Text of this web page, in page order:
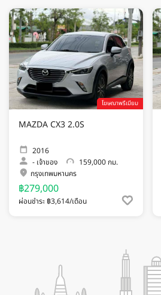
โฆษณาพรีเมียม
MAZDA CX3 2.0S
2016
- เจ้าของ
159,000 กม.
กรุงเทพมหานคร
฿279,000
ผ่อนชำระ ฿3,614/เดือน